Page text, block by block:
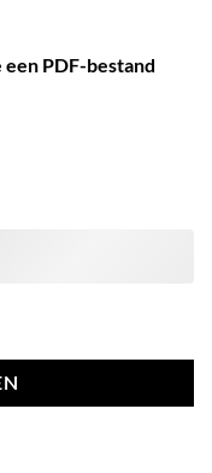
PDF-bestand